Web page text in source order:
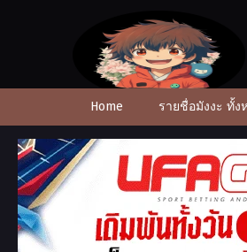
Home รายชื่อมังงะ ทั้ง